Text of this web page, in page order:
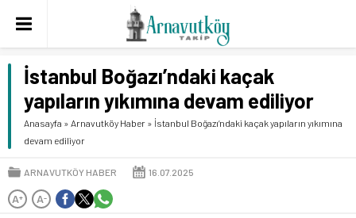
İstanbul Boğazı’ndaki kaçak
yapıların yıkımına devam ediliyor
Anasayfa » Arnavutköy Haber » İstanbul Boğazı’ndaki kaçak yapıların yıkımına
devam ediliyor
ARNAVUTKÖY HABER 16.07.2025
A+ A-